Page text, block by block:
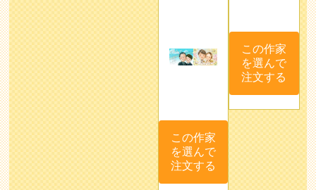
この作家
を選んで
注文する
この作家
を選んで
注文する